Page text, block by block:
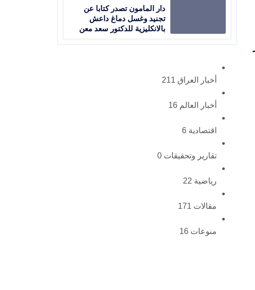
دار المامون تصدر كتابا عن
تجنيد وغسل دماغ داعش
بالانكليزية للدكتور سعد معن
أخبار العراق 211
أخبار العالم 16
اقتصادية 6
تقارير وتحقيقات 0
رياضية 22
مقالات 171
منوعات 16